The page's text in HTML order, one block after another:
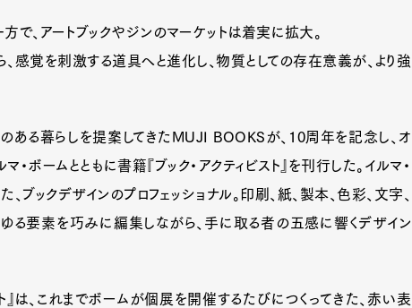
、アートブックやジンのマーケットは着実に拡大。
感覚を刺激する道具へと進化し、物質としての存在意義が、より強
ある暮らしを提案してきたMUJI BOOKSが、10周年を記念し、オ
・ボームとともに書籍『ブック・アクティビスト』を刊行した。イルマ・
ブックデザインのプロフェッショナル。印刷、紙、製本、色彩、文字、
る要素を巧みに編集しながら、手に取る者の五感に響くデザイン
』は、これまでボームが個展を開催するたびにつくってきた、赤い表